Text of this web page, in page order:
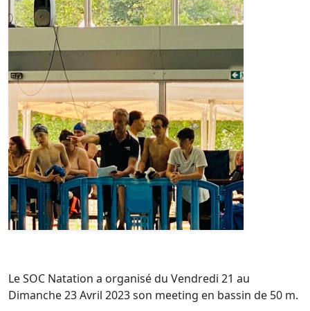
Le SOC Natation a organisé du Vendredi 21 au
Dimanche 23 Avril 2023 son meeting en bassin de 50 m.